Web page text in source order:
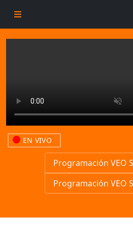
EN VIVO
Programación VEO
Programación VEO